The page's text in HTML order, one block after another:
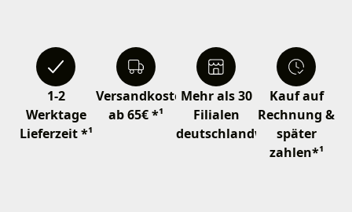
1-2
Werktage
Lieferzeit *¹
Versandkostenfrei
ab 65€ *¹
Mehr als 30
Filialen
deutschlandweit
Kauf auf
Rechnung &
später
zahlen*¹